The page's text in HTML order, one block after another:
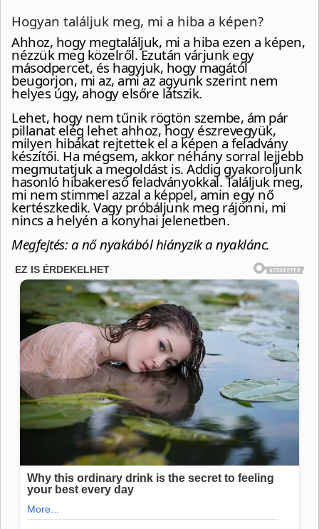
Hogyan találjuk meg, mi a hiba a képen?
Ahhoz, hogy megtaláljuk, mi a hiba ezen a képen,
nézzük meg közelről. Ezután várjunk egy
másodpercet, és hagyjuk, hogy magától
beugorjon, mi az, ami az agyunk szerint nem
helyes úgy, ahogy elsőre látszik.
Lehet, hogy nem tűnik rögtön szembe, ám pár
pillanat elég lehet ahhoz, hogy észrevegyük,
milyen hibákat rejtettek el a képen a feladvány
készítői. Ha mégsem, akkor néhány sorral lejjebb
megmutatjuk a megoldást is. Addig gyakoroljunk
hasonló hibakereső feladványokkal. Találjuk meg,
mi nem stimmel azzal a képpel, amin egy nő
kertészkedik. Vagy próbáljunk meg rájönni, mi
nincs a helyén a konyhai jelenetben.
Megfejtés: a nő nyakából hiányzik a nyaklánc.